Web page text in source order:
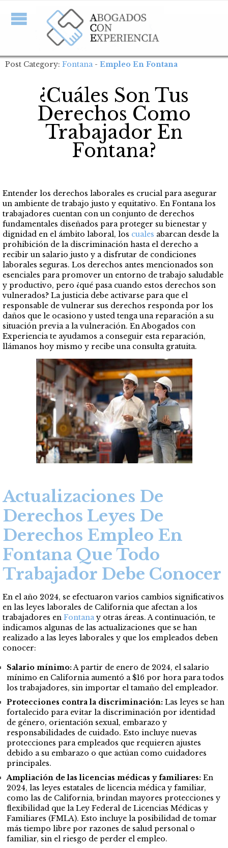
Post Category: Fontana- Empleo En Fontana
¿Cuáles Son Tus
Derechos Como
Trabajador En
Fontana?
Entender los derechos laborales es crucial para asegurar
un ambiente de trabajo justo y equitativo. En Fontana los
trabajadores cuentan con un conjunto de derechos
fundamentales diseñados para proteger su bienestar y
dignidad en el ámbito laboral, los cuales abarcan desde la
prohibición de la discriminación hasta el derecho a
recibir un salario justo y a disfrutar de condiciones
laborales seguras. Los derechos antes mencionados son
esenciales para promover un entorno de trabajo saludable
y productivo, pero ¿qué pasa cuando estos derechos son
vulnerados? La justicia debe activarse para que el
responsable de vulnerar sus derechos responda por los
daños que le ocasiono y usted tenga una reparación a su
situación previa a la vulneración. En Abogados con
Experiencia te ayudamos a conseguir esta reparación,
llámanos hoy mismo y recibe una consulta gratuita.
Actualizaciones De
Derechos Leyes De
Derechos Empleo En
Fontana Que Todo
Trabajador Debe Conocer
En el año 2024, se efectuaron varios cambios significativos
en las leyes laborales de California que afectan a los
trabajadores en Fontanay otras áreas. A continuación, te
indicamos algunas de las actualizaciones que se han
realizado a las leyes laborales y que los empleados deben
conocer:
Salario mínimo:A partir de enero de 2024, el salario
mínimo en California aumentó a $16 por hora para todos
los trabajadores, sin importar el tamaño del empleador.
Protecciones contra la discriminación: Las leyes se han
fortalecido para evitar la discriminación por identidad
de género, orientación sexual, embarazo y
responsabilidades de cuidado. Esto incluye nuevas
protecciones para empleados que requieren ajustes
debido a su embarazo o que actúan como cuidadores
principales.
Ampliación de las licencias médicas y familiares: En
2024, las leyes estatales de licencia médica y familiar,
como las de California, brindan mayores protecciones y
flexibilidad que la Ley Federal de Licencias Médicas y
Familiares (FMLA). Esto incluye la posibilidad de tomar
más tiempo libre por razones de salud personal o
familiar, sin el riesgo de perder el empleo.